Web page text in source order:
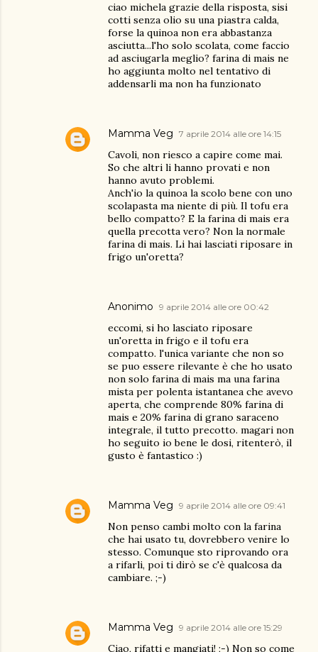
ciao michela grazie della risposta, sisi
cotti senza olio su una piastra calda,
forse la quinoa non era abbastanza
asciutta...l'ho solo scolata, come faccio
ad asciugarla meglio? farina di mais ne
ho aggiunta molto nel tentativo di
addensarli ma non ha funzionato
Mamma Veg 7 aprile 2014 alle ore 14:15
Cavoli, non riesco a capire come mai.
So che altri li hanno provati e non
hanno avuto problemi.
Anch'io la quinoa la scolo bene con uno
scolapasta ma niente di più. Il tofu era
bello compatto? E la farina di mais era
quella precotta vero? Non la normale
farina di mais. Li hai lasciati riposare in
frigo un'oretta?
Anonimo 9 aprile 2014 alle ore 00:42
eccomi, si ho lasciato riposare
un'oretta in frigo e il tofu era
compatto. l'unica variante che non so
se puo essere rilevante è che ho usato
non solo farina di mais ma una farina
mista per polenta istantanea che avevo
aperta, che comprende 80% farina di
mais e 20% farina di grano saraceno
integrale, il tutto precotto. magari non
ho seguito io bene le dosi, ritenterò, il
gusto è fantastico :)
Mamma Veg 9 aprile 2014 alle ore 09:41
Non penso cambi molto con la farina
che hai usato tu, dovrebbero venire lo
stesso. Comunque sto riprovando ora
a rifarli, poi ti dirò se c'è qualcosa da
cambiare. ;-)
Mamma Veg 9 aprile 2014 alle ore 15:29
Ciao, rifatti e mangiati! ;-) Non so come